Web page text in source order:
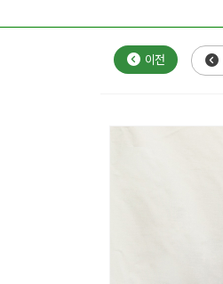
이전